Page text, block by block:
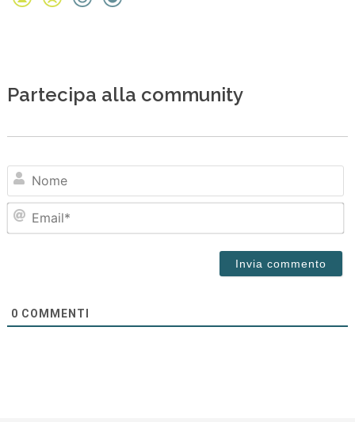
Partecipa alla community
0 COMMENTI